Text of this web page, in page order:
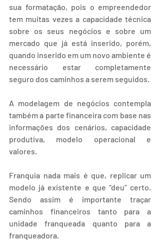
sua formatação, pois o empreendedor
tem muitas vezes a capacidade técnica
sobre os seus negócios e sobre um
mercado que já está inserido, porém,
quando inserido em um novo ambiente é
necessário estar completamente
seguro dos caminhos a serem seguidos.
A modelagem de negócios contempla
também a parte financeira com base nas
informações dos cenários, capacidade
produtiva, modelo operacional e
valores.
Franquia nada mais é que, replicar um
modelo já existente e que “deu” certo.
Sendo assim é importante traçar
caminhos financeiros tanto para a
unidade franqueada quanto para a
franqueadora.